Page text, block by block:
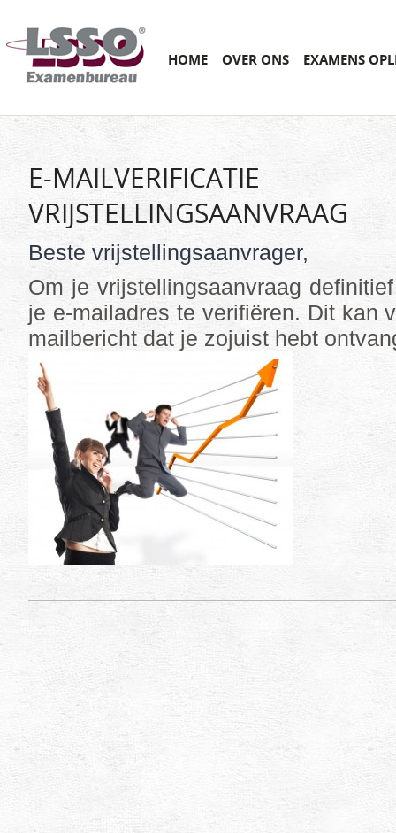
Main menu
SKIP
HOME OVER ONS EXAMENS
E-MAILVERIFICATIE
VRIJSTELLINGSAANVRAAG
Beste vrijstellingsaanvrager,
Om je vrijstellingsaanvraag
je e-mailadres te verifiëren. Dit kan
mailbericht dat je zojuist hebt